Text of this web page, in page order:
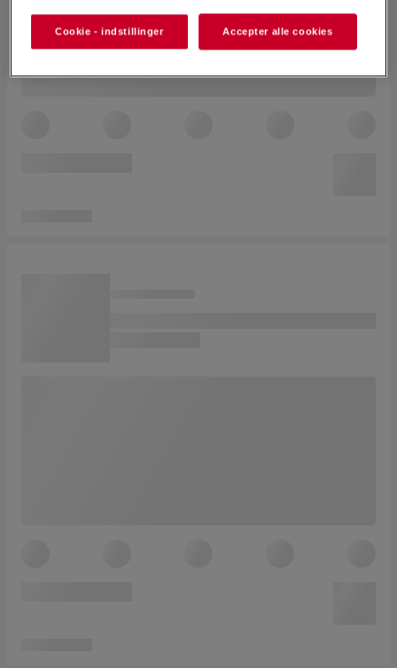
Cookie - indstillinger Accepter alle cookies